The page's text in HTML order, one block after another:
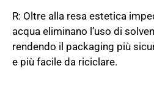
R: Oltre alla resa estetica
acqua eliminano l’uso di
rendendo il packaging più
e più facile da riciclare.